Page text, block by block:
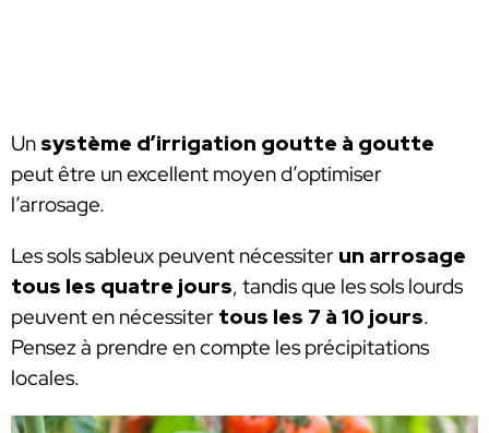
Un système d’irrigation goutte à goutte
peut être un excellent moyen d’optimiser
l’arrosage.
Les sols sableux peuvent nécessiter un arrosage
tous les quatre jours, tandis que les sols lourds
peuvent en nécessiter tous les 7 à 10 jours.
Pensez à prendre en compte les précipitations
locales.